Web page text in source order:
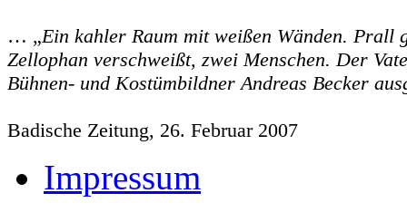
… „Ein kahler Raum mit weißen Wänden.
Zellophan verschweißt, zwei Menschen. Der
Bühnen- und Kostümbildner Andreas Becker
Badische Zeitung, 26. Februar 2007
Impressum